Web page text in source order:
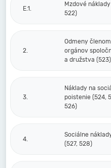
E.1.
Mzdové náklady
522)
2.
Odmeny členom
orgánov
a družstva (523)
3.
Náklady na
poistenie (524,
526)
4.
Sociálne
(527, 528)